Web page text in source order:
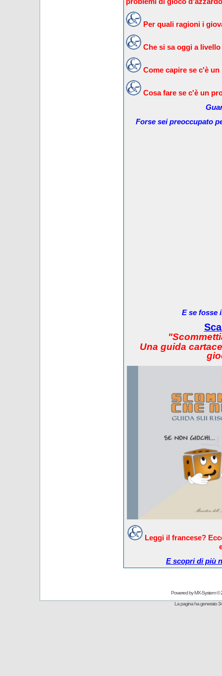
Per quali ragioni i
Che si sa oggi a
Come capire se c'è
Cosa fare se c'è un
Forse sei preoccupato
E se fosse
Una guida
Leggi il francese?
E scopri di più
Powered byMX-System©
La pagina ha generato